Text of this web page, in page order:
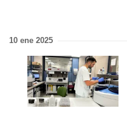
10 ene 2025